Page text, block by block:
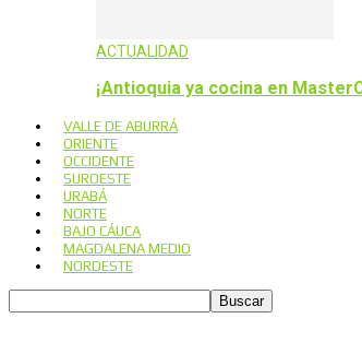
ACTUALIDAD
¡Antioquia ya cocina en
VALLE DE ABURRÁ
ORIENTE
OCCIDENTE
SUROESTE
URABÁ
NORTE
BAJO CÁUCA
MAGDALENA MEDIO
NORDESTE